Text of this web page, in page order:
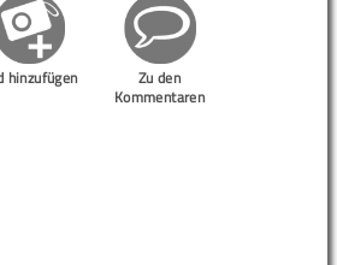
hinzufügen
Zu den
Kommentaren